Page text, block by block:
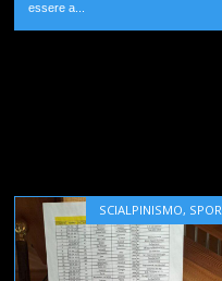
essere a...
SCIALPINISMO,